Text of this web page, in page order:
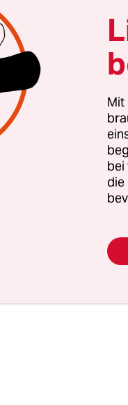
| Empfänger von
sich auf
hat
II
– noch
Hartz-Gesetze
Sozial- und
Arbeitsgruppe
Mit
bei
die